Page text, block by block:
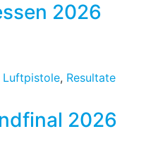
2026
Luftpistole, Resultate
2026